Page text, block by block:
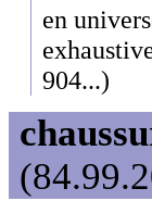
en
904...)